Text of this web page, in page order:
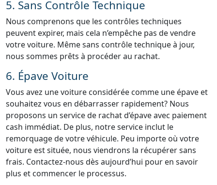
5. Sans Contrôle Technique
Nous comprenons que les contrôles techniques
peuvent expirer, mais cela n’empêche pas de vendre
votre voiture. Même sans contrôle technique à jour,
nous sommes prêts à procéder au rachat.
6. Épave Voiture
Vous avez une voiture considérée comme une épave et
souhaitez vous en débarrasser rapidement? Nous
proposons un service de rachat d’épave avec paiement
cash immédiat. De plus, notre service inclut le
remorquage de votre véhicule. Peu importe où votre
voiture est située, nous viendrons la récupérer sans
frais. Contactez-nous dès aujourd’hui pour en savoir
plus et commencer le processus.